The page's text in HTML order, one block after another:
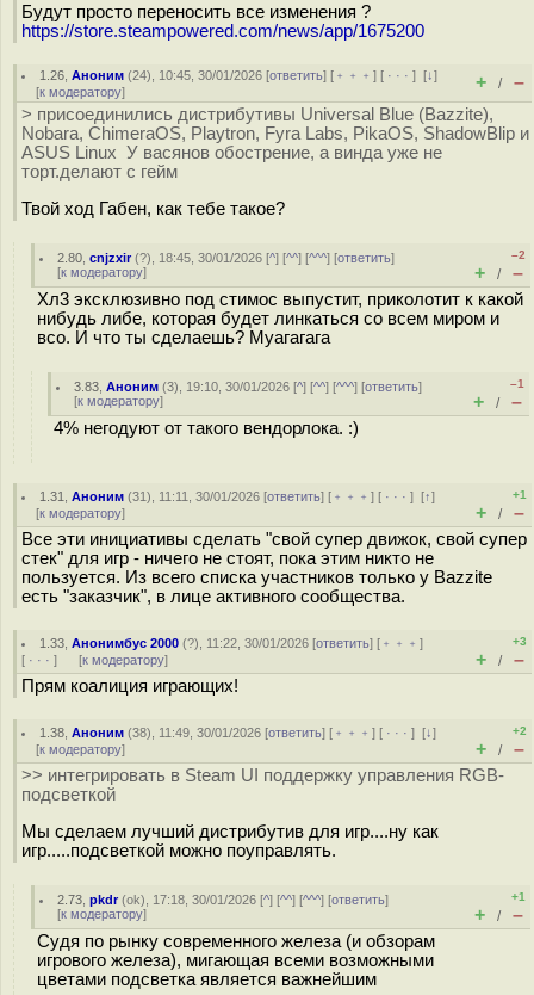
Будут просто переносить все изменения ?
https://store.steampowered.com/news/app/1675200
1.26 ,Аноним (24), 10:45, 30/01/2026 [ответить] [ ﹢﹢﹢] [ · · ·][↓]
[к модератору] + / –
> присоединились дистрибутивы Universal Blue (Bazzite),
Nobara, ChimeraOS, Playtron, Fyra Labs, PikaOS, ShadowBlip и
ASUS Linux У васянов обострение, а винда уже не
торт.делают с гейм
Твой ход Габен, как тебе такое?
2.80 ,cnjzxir(?), 18:45, 30/01/2026 [^] [^^] [^^^] [ответить]
[к модератору]
–2
+ / –
Хл3 эксклюзивно под стимос выпустит, приколотит к какой
нибудь либе, которая будет линкаться со всем миром и
всо. И что ты сделаешь? Муагагага
3.83 ,Аноним (3), 19:10, 30/01/2026 [^] [^^] [^^^] [ответить]
[к модератору]
–1
+ / –
4% негодуют от такого вендорлока. :)
1.31 ,Аноним (31), 11:11, 30/01/2026 [ответить] [ ﹢﹢﹢] [ · · ·][↑]
[к модератору]
+1
+ / –
Все эти инициативы сделать "свой супер движок, свой супер
стек" для игр - ничего не стоят, пока этим никто не
пользуется. Из всего списка участников только у Bazzite
есть "заказчик", в лице активного сообщества.
1.33 ,Анонимбус 2000 (?), 11:22, 30/01/2026 [ответить] [ ﹢﹢﹢]
[ · · · ] [к модератору]
+3
+ / –
Прям коалиция играющих!
1.38 ,Аноним (38), 11:49, 30/01/2026 [ответить] [ ﹢﹢﹢] [ · · ·][↓]
[к модератору]
+2
+ / –
>> интегрировать в Steam UI поддержку управления RGB-
подсветкой
Мы сделаем лучший дистрибутив для игр....ну как
игр.....подсветкой можно поуправлять.
2.73 ,pkdr(ok), 17:18, 30/01/2026 [^] [^^] [^^^] [ответить]
[к модератору]
+1
+ / –
Судя по рынку современного железа (и обзорам
игрового железа), мигающая всеми возможными
цветами подсветка является важнейшим